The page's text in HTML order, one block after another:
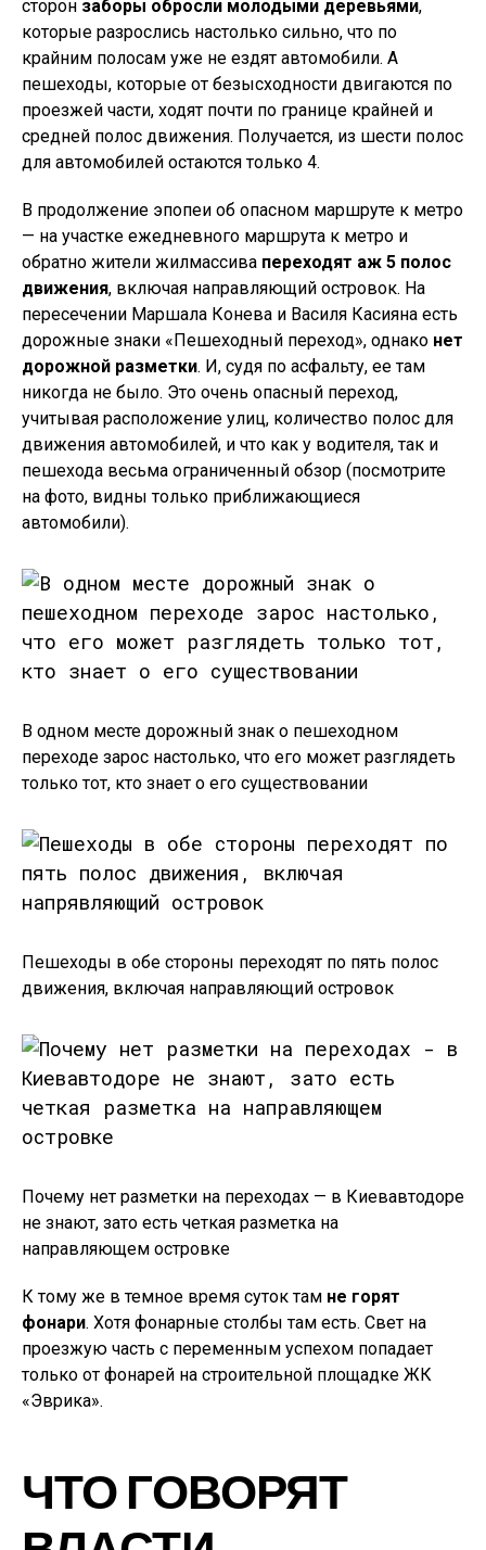
сторон заборы обросли молодыми деревьями,
которые разрослись настолько сильно, что по
крайним полосам уже не ездят автомобили. А
пешеходы, которые от безысходности двигаются по
проезжей части, ходят почти по границе крайней и
средней полос движения. Получается, из шести полос
для автомобилей остаются только 4.
В продолжение эпопеи об опасном маршруте к метро
— на участке ежедневного маршрута к метро и
обратно жители жилмассива переходят аж 5 полос
движения, включая направляющий островок. На
пересечении Маршала Конева и Василя Касияна есть
дорожные знаки «Пешеходный переход», однако нет
дорожной разметки. И, судя по асфальту, ее там
никогда не было. Это очень опасный переход,
учитывая расположение улиц, количество полос для
движения автомобилей, и что как у водителя, так и
пешехода весьма ограниченный обзор (посмотрите
на фото, видны только приближающиеся
автомобили).
В одном месте дорожный знак о пешеходном
переходе зарос настолько, что его может разглядеть
только тот, кто знает о его существовании
Пешеходы в обе стороны переходят по пять полос
движения, включая направляющий островок
Почему нет разметки на переходах — в Киевавтодоре
не знают, зато есть четкая разметка на
направляющем островке
К тому же в темное время суток там не горят
фонари. Хотя фонарные столбы там есть. Свет на
проезжую часть с переменным успехом попадает
только от фонарей на строительной площадке ЖК
«Эврика».
ЧТО ГОВОРЯТ